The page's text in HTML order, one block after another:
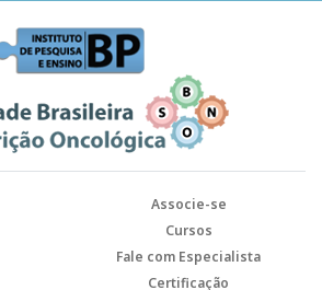
Associe-se
Cursos
Fale com Especialista
Certificação